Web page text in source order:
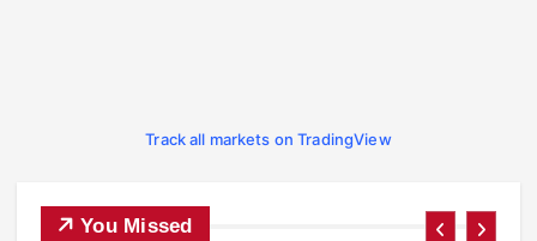
Track all markets on TradingView
You Missed